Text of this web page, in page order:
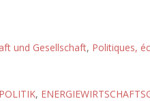
und Gesellschaft, Politiques,
,